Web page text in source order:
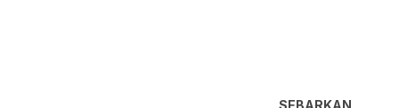
SEBARKAN